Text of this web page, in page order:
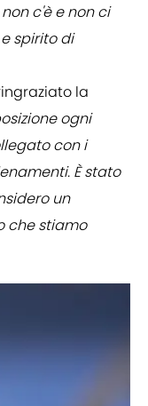
c'è e non ci
spirito di
la
ogni
con i
È stato
un
che stiamo